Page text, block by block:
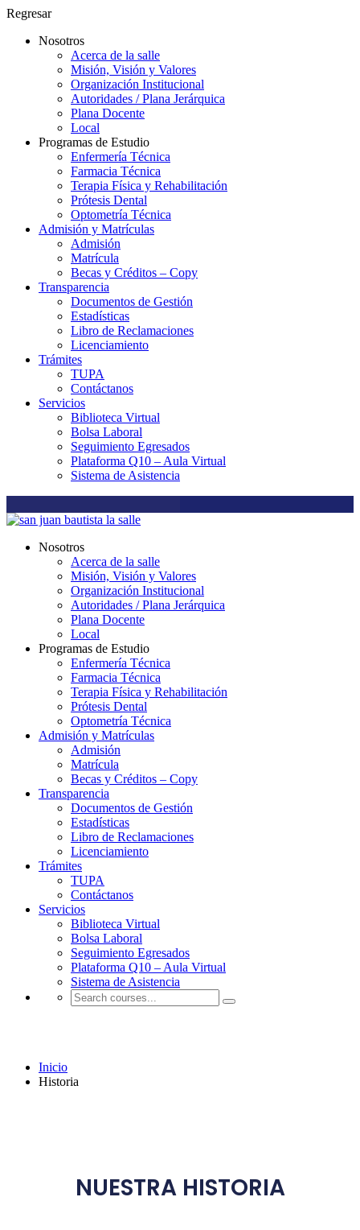
Regresar
Nosotros
Acerca de la salle
Misión, Visión y Valores
Organización Institucional
Autoridades / Plana Jerárquica
Plana Docente
Local
Programas de Estudio
Enfermería Técnica
Farmacia Técnica
Terapia Física y Rehabilitación
Prótesis Dental
Optometría Técnica
Admisión y Matrículas
Admisión
Matrícula
Becas y Créditos – Copy
Transparencia
Documentos de Gestión
Estadísticas
Libro de Reclamaciones
Licenciamiento
Trámites
TUPA
Contáctanos
Servicios
Biblioteca Virtual
Bolsa Laboral
Seguimiento Egresados
Plataforma Q10 – Aula Virtual
Sistema de Asistencia
Nosotros
Acerca de la salle
Misión, Visión y Valores
Organización Institucional
Autoridades / Plana Jerárquica
Plana Docente
Local
Programas de Estudio
Enfermería Técnica
Farmacia Técnica
Terapia Física y Rehabilitación
Prótesis Dental
Optometría Técnica
Admisión y Matrículas
Admisión
Matrícula
Becas y Créditos – Copy
Transparencia
Documentos de Gestión
Estadísticas
Libro de Reclamaciones
Licenciamiento
Trámites
TUPA
Contáctanos
Servicios
Biblioteca Virtual
Bolsa Laboral
Seguimiento Egresados
Plataforma Q10 – Aula Virtual
Sistema de Asistencia
Inicio
Historia
NUESTRA HISTORIA